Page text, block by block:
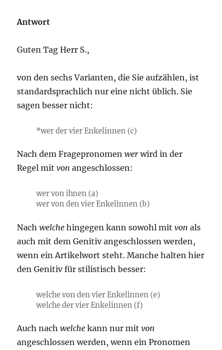
Antwort
Guten Tag Herr S.,
von den sechs Varianten, die Sie aufzählen, ist
standardsprachlich nur eine nicht üblich. Sie
sagen besser nicht:
*wer der vier Enkelinnen (c)
Nach dem Fragepronomenwer wird in der
Regel mitvon angeschlossen:
wer von ihnen (a)
wer von den vier Enkelinnen (b)
Nachwelche hingegen kann sowohl mitvon als
auch mit dem Genitiv angeschlossen werden,
wenn ein Artikelwort steht. Manche halten hier
den Genitiv für stilistisch besser:
welche von den vier Enkelinnen (e)
welche der vier Enkelinnen (f)
Auch nachwelche kann nur mitvon
angeschlossen werden, wenn ein Pronomen